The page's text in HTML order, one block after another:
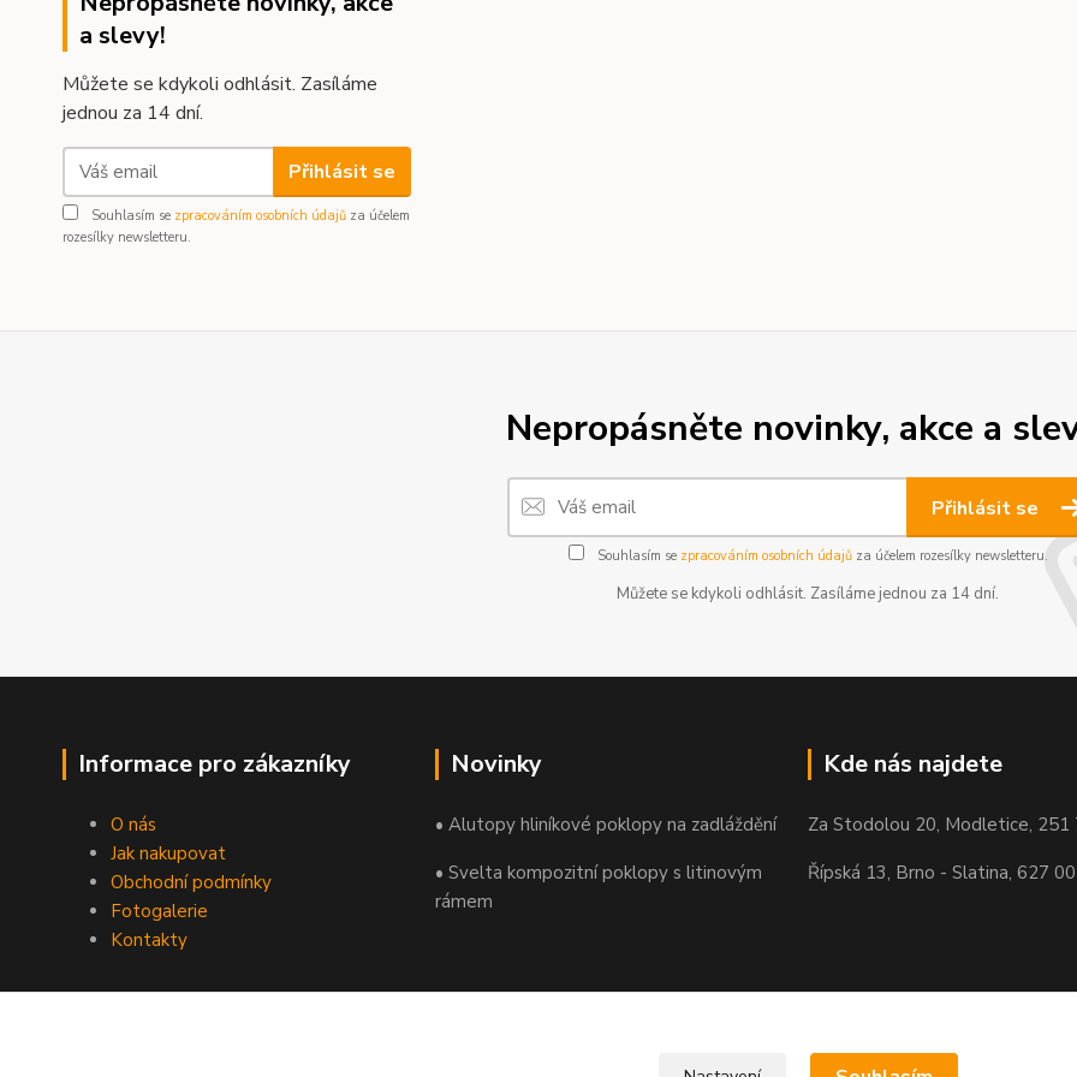
a slevy!
Můžete se kdykoli odhlásit. Zasíláme
jednou za 14 dní.
Přihlásit se
Souhlasím se zpracováním osobních údajů za účelem
rozesílky newsletteru.
Nepropásněte novinky, akce a
Přihlásit se
Souhlasím se zpracováním osobních údajůza účelem rozesílky newsletteru.
Můžete se kdykoli odhlásit. Zasíláme jednou za 14 dní.
Informace pro zákazníky
O nás
Jak nakupovat
Obchodní podmínky
Fotogalerie
Kontakty
Novinky
• Alutopy hliníkové poklopy na zadláždění
• Svelta kompozitní poklopy s litinovým
rámem
Kde nás najdete
Za Stodolou 20, Modletice, 251
Řípská 13, Brno - Slatina, 627 00